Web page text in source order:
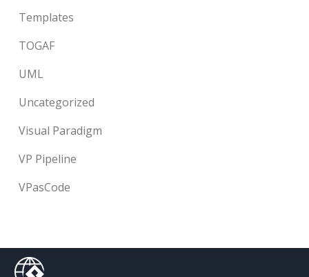
Templates
TOGAF
UML
Uncategorized
Visual Paradigm
VP Pipeline
VPasCode